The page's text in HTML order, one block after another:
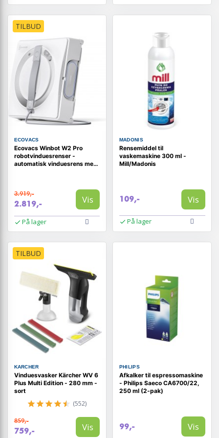
TILBUD
ECOVACS
Ecovacs Winbot W2 Pro
robotvinduesrenser -
automatisk vinduesrens med
3.919,-
2.819,- Vis
På lager
MADONIS
Rensemiddel til
vaskemaskine 300 ml -
Mill/Madonis
109,- Vis
På lager
TILBUD
KARCHER
Vinduesvasker Kärcher WV 6
Plus Multi Edition - 280 mm -
sort
(552)
859,-
759,- Vis
PHILIPS
Afkalker til espressomaskine
- Philips Saeco CA6700/22,
250 ml (2-pak)
99,- Vis